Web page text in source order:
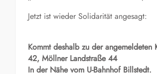
Jetzt ist wieder Solidarität angesagt:
Kommt deshalb zu der
42, Möllner Landstraße 44
In der Nähe vom U-Bahnhof Billstedt.